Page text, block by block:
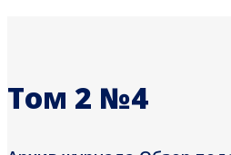
Том 2 №4